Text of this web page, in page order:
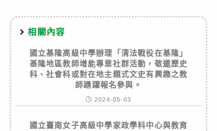
相關內容
國立基隆高級中學辦理「清法戰役在基隆」
基隆地區教師增能專業社群活動，敬邀歷史
科、社會科或對在地主題式文史有興趣之教
師踴躍報名參與。
2024-05-03
國立臺南女子高級中學家政學科中心與教育